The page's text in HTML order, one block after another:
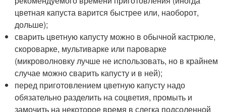
цветная капуста варится быстрее или, наоборот,
дольше);
сварить цветную капусту можно в обычной кастрюле,
скороварке, мультиварке или пароварке
(микроволновку лучше не использовать, но в крайнем
случае можно сварить капусту и в ней);
перед приготовлением цветную капусту надо
обязательно разделить на соцветия, промыть и
замочить на некоторое время в слегка подсоленной